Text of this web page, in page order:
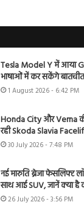
Tesla Model Y में आया
भाषाओं में कर सकेंगे
1 August 2026 - 6:42 PM
Honda City और Verna
रही Skoda Slavia
30 July 2026 - 7:48 PM
नई मारुति ब्रेजा फेसलिफ्ट
साथ आई SUV, जानें क्या है
26 July 2026 - 3:56 PM